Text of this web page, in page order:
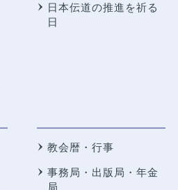
日本伝道の推進を祈る
日
教会暦・行事
事務局・出版局・年金
局